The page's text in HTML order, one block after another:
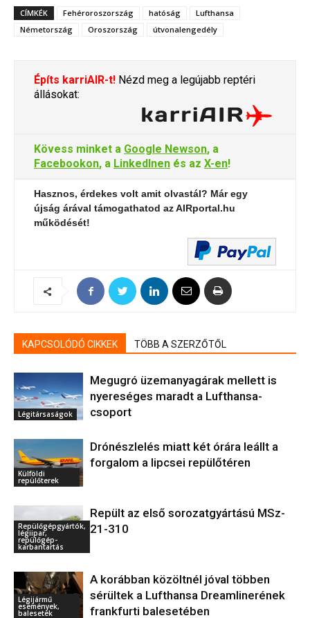
CÍMKÉK Fehéroroszország hatóság
Lufthansa
Németország
Oroszország útvonalengedély
Építs karriAIR-t! Nézd meg a legújabb reptéri
állásokat:
Kövess minket a Google Newson, a
Facebookon, a LinkedInen és az X-en!
Hasznos, érdekes volt amit olvastál? Már egy
újság árával támogathatod az AIRportal.hu
működését!
KAPCSOLÓDÓ CIKKEK TÖBB A SZERZŐTŐL
Légitársaságok
Megugró üzemanyagárak mellett is
nyereséges maradt a Lufthansa-
csoport
Külföldi
repülőterek
Drónészlelés miatt két órára leállt a
forgalom a lipcsei repülőtéren
Repülőgépgyártók,
légiipar,
repülőgép-
karbantartás
Repült az első sorozatgyártású MSz-
21-310
Légijármű
események,
balesetek
A korábban közöltnél jóval többen
sérültek a Lufthansa Dreamlinerének
frankfurti balesetében